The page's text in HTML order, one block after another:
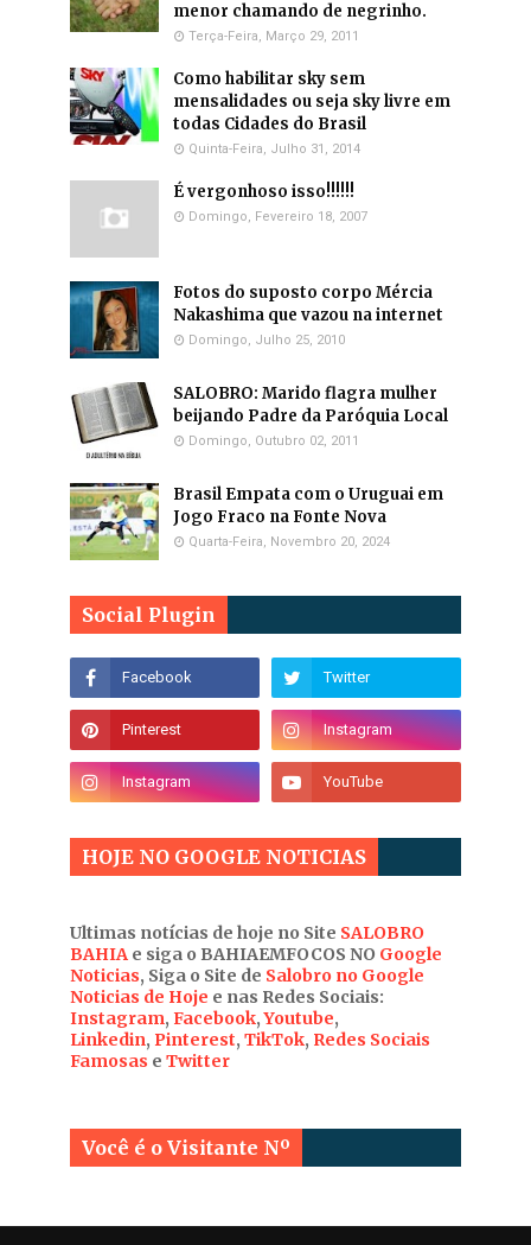
menor chamando de negrinho.
Terça-Feira, Março 29, 2011
Como habilitar sky sem
mensalidades ou seja sky livre em
todas Cidades do Brasil
Quinta-Feira, Julho 31, 2014
É vergonhoso isso!!!!!!
Domingo, Fevereiro 18, 2007
Fotos do suposto corpo Mércia
Nakashima que vazou na internet
Domingo, Julho 25, 2010
SALOBRO: Marido flagra mulher
beijando Padre da Paróquia Local
Domingo, Outubro 02, 2011
Brasil Empata com o Uruguai em
Jogo Fraco na Fonte Nova
Quarta-Feira, Novembro 20, 2024
Social Plugin
HOJE NO GOOGLE NOTICIAS
Ultimas notícias de hoje no Site SALOBRO
BAHIA e siga o BAHIAEMFOCOS NO Google
Noticias, Siga o Site de Salobro no Google
Noticias de Hoje e nas Redes Sociais:
Instagram, Facebook,Youtube,
Linkedin, Pinterest, TikTok, Redes Sociais
Famosas e Twitter
Você é o Visitante Nº